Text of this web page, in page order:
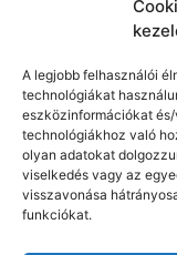
A legjobb felhasználói
technológiákat
eszközinformációkat
technológiákhoz való
olyan adatokat
viselkedés vagy az
visszavonása
funkciókat.
3 4 5
10 12
17 18 19
24 25 26